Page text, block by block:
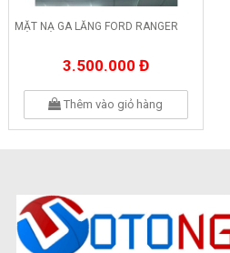
MẶT NẠ GA LĂNG FORD RANGER
3.500.000 Đ
Thêm vào giỏ hàng